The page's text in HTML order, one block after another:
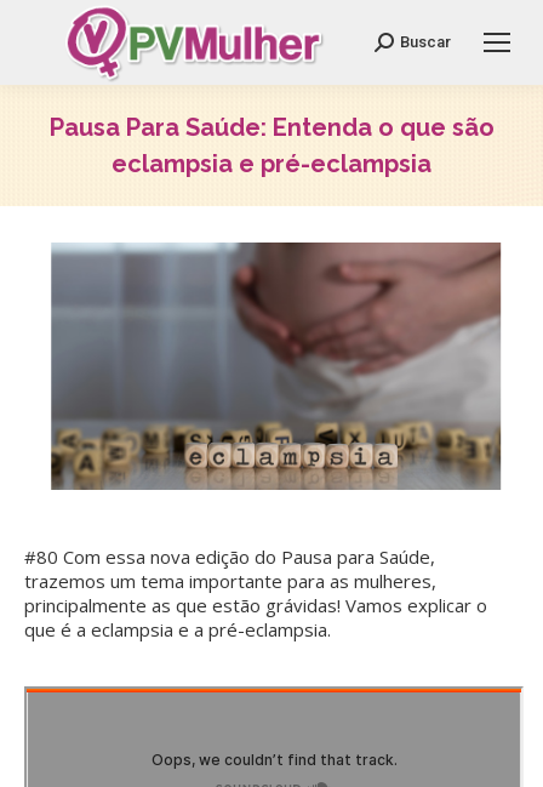
Search:
Buscar
Pausa Para Saúde: Entenda o que são
eclampsia e pré-eclampsia
#80 Com essa nova edição do Pausa para Saúde,
trazemos um tema importante para as mulheres,
principalmente as que estão grávidas! Vamos explicar o
que é a eclampsia e a pré-eclampsia.